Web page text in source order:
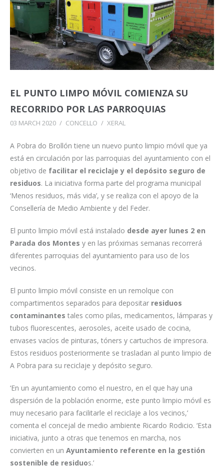
EL PUNTO LIMPO MÓVIL COMIENZA SU
RECORRIDO POR LAS PARROQUIAS
03 MARCH 2020 / CONCELLO / XERAL
A Pobra do Brollón tiene un nuevo punto limpio móvil que ya
está en circulación por las parroquias del ayuntamiento con el
objetivo de facilitar el reciclaje y el depósito seguro de
residuos. La iniciativa forma parte del programa municipal
‘Menos residuos, más vida’, y se realiza con el apoyo de la
Consellería de Medio Ambiente y del Feder.
El punto limpio móvil está instalado desde ayer lunes 2 en
Parada dos Montes y en las próximas semanas recorrerá
diferentes parroquias del ayuntamiento para uso de los
vecinos.
El punto limpio móvil consiste en un remolque con
compartimentos separados para depositar residuos
contaminantes tales como pilas, medicamentos, lámparas y
tubos fluorescentes, aerosoles, aceite usado de cocina,
envases vacíos de pinturas, tóners y cartuchos de impresora.
Estos residuos posteriormente se trasladan al punto limpio de
A Pobra para su reciclaje y depósito seguro.
‘En un ayuntamiento como el nuestro, en el que hay una
dispersión de la población enorme, este punto limpio móvil es
muy necesario para facilitarle el reciclaje a los vecinos,’
comenta el concejal de medio ambiente Ricardo Rodicio. ‘Esta
iniciativa, junto a otras que tenemos en marcha, nos
convierten en un Ayuntamiento referente en la gestión
sostenible de residuos.’